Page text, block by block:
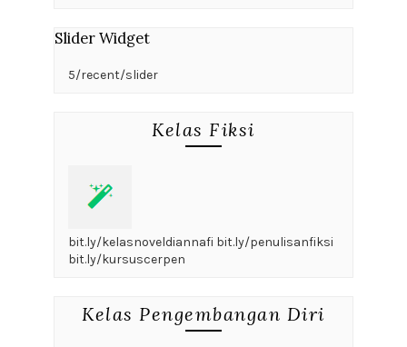
Slider Widget
5/recent/slider
Kelas Fiksi
bit.ly/kelasnoveldiannafi bit.ly/penulisanfiksi
bit.ly/kursuscerpen
Kelas Pengembangan Diri